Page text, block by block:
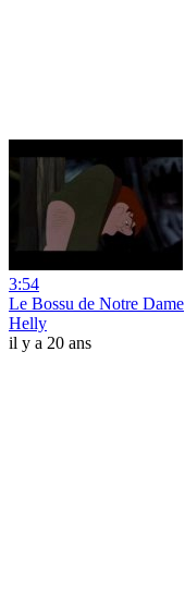
3:54
Le Bossu de Notre Dame
Helly
il y a 20 ans